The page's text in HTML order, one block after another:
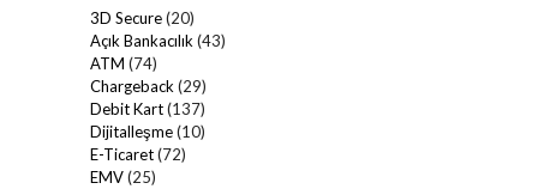
3D Secure(20)
Açık Bankacılık(43)
ATM (74)
Chargeback(29)
Debit Kart(137)
Dijitalleşme(10)
E-Ticaret(72)
EMV(25)